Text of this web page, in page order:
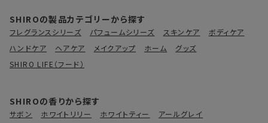
SHIROの製品カテゴリーから探す
フレグランスシリーズ パフュームシリーズ スキンケア
ボディケア
ハンドケア
ヘアケア メイクアップ ホーム
グッズ
SHIRO LIFE（フード）
SHIROの香りから探す
サボン ホワイトリリー ホワイトティー
アールグレイ